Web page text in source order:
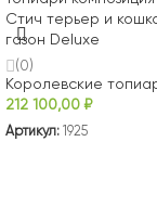
Стич терьер и
газон Deluxe
(0)
Королевские
212 100,00₽
Артикул: 1925